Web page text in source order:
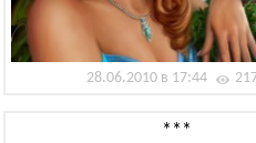
28.06.2010 в 17:44
***